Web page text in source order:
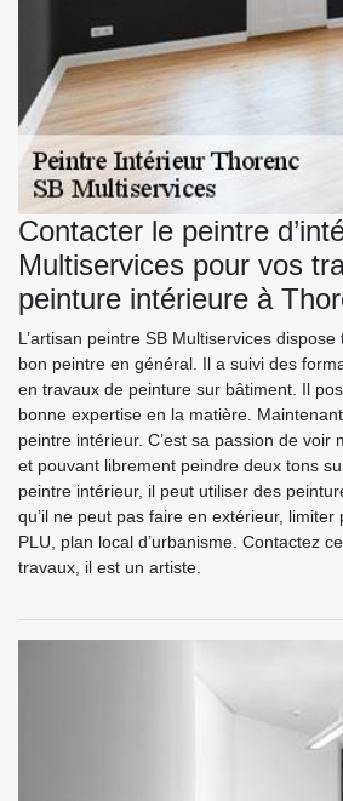
Contacter le peintre
Multiservices pour vos
peinture intérieure à
L’artisan peintre SB Multiservices dispose
bon peintre en général. Il a suivi des
en travaux de peinture sur bâtiment. Il
bonne expertise en la matière.
peintre intérieur. C’est sa passion de voir
et pouvant librement peindre deux tons
peintre intérieur, il peut utiliser des
qu’il ne peut pas faire en extérieur,
PLU, plan local d’urbanisme. Contactez
travaux, il est un artiste.